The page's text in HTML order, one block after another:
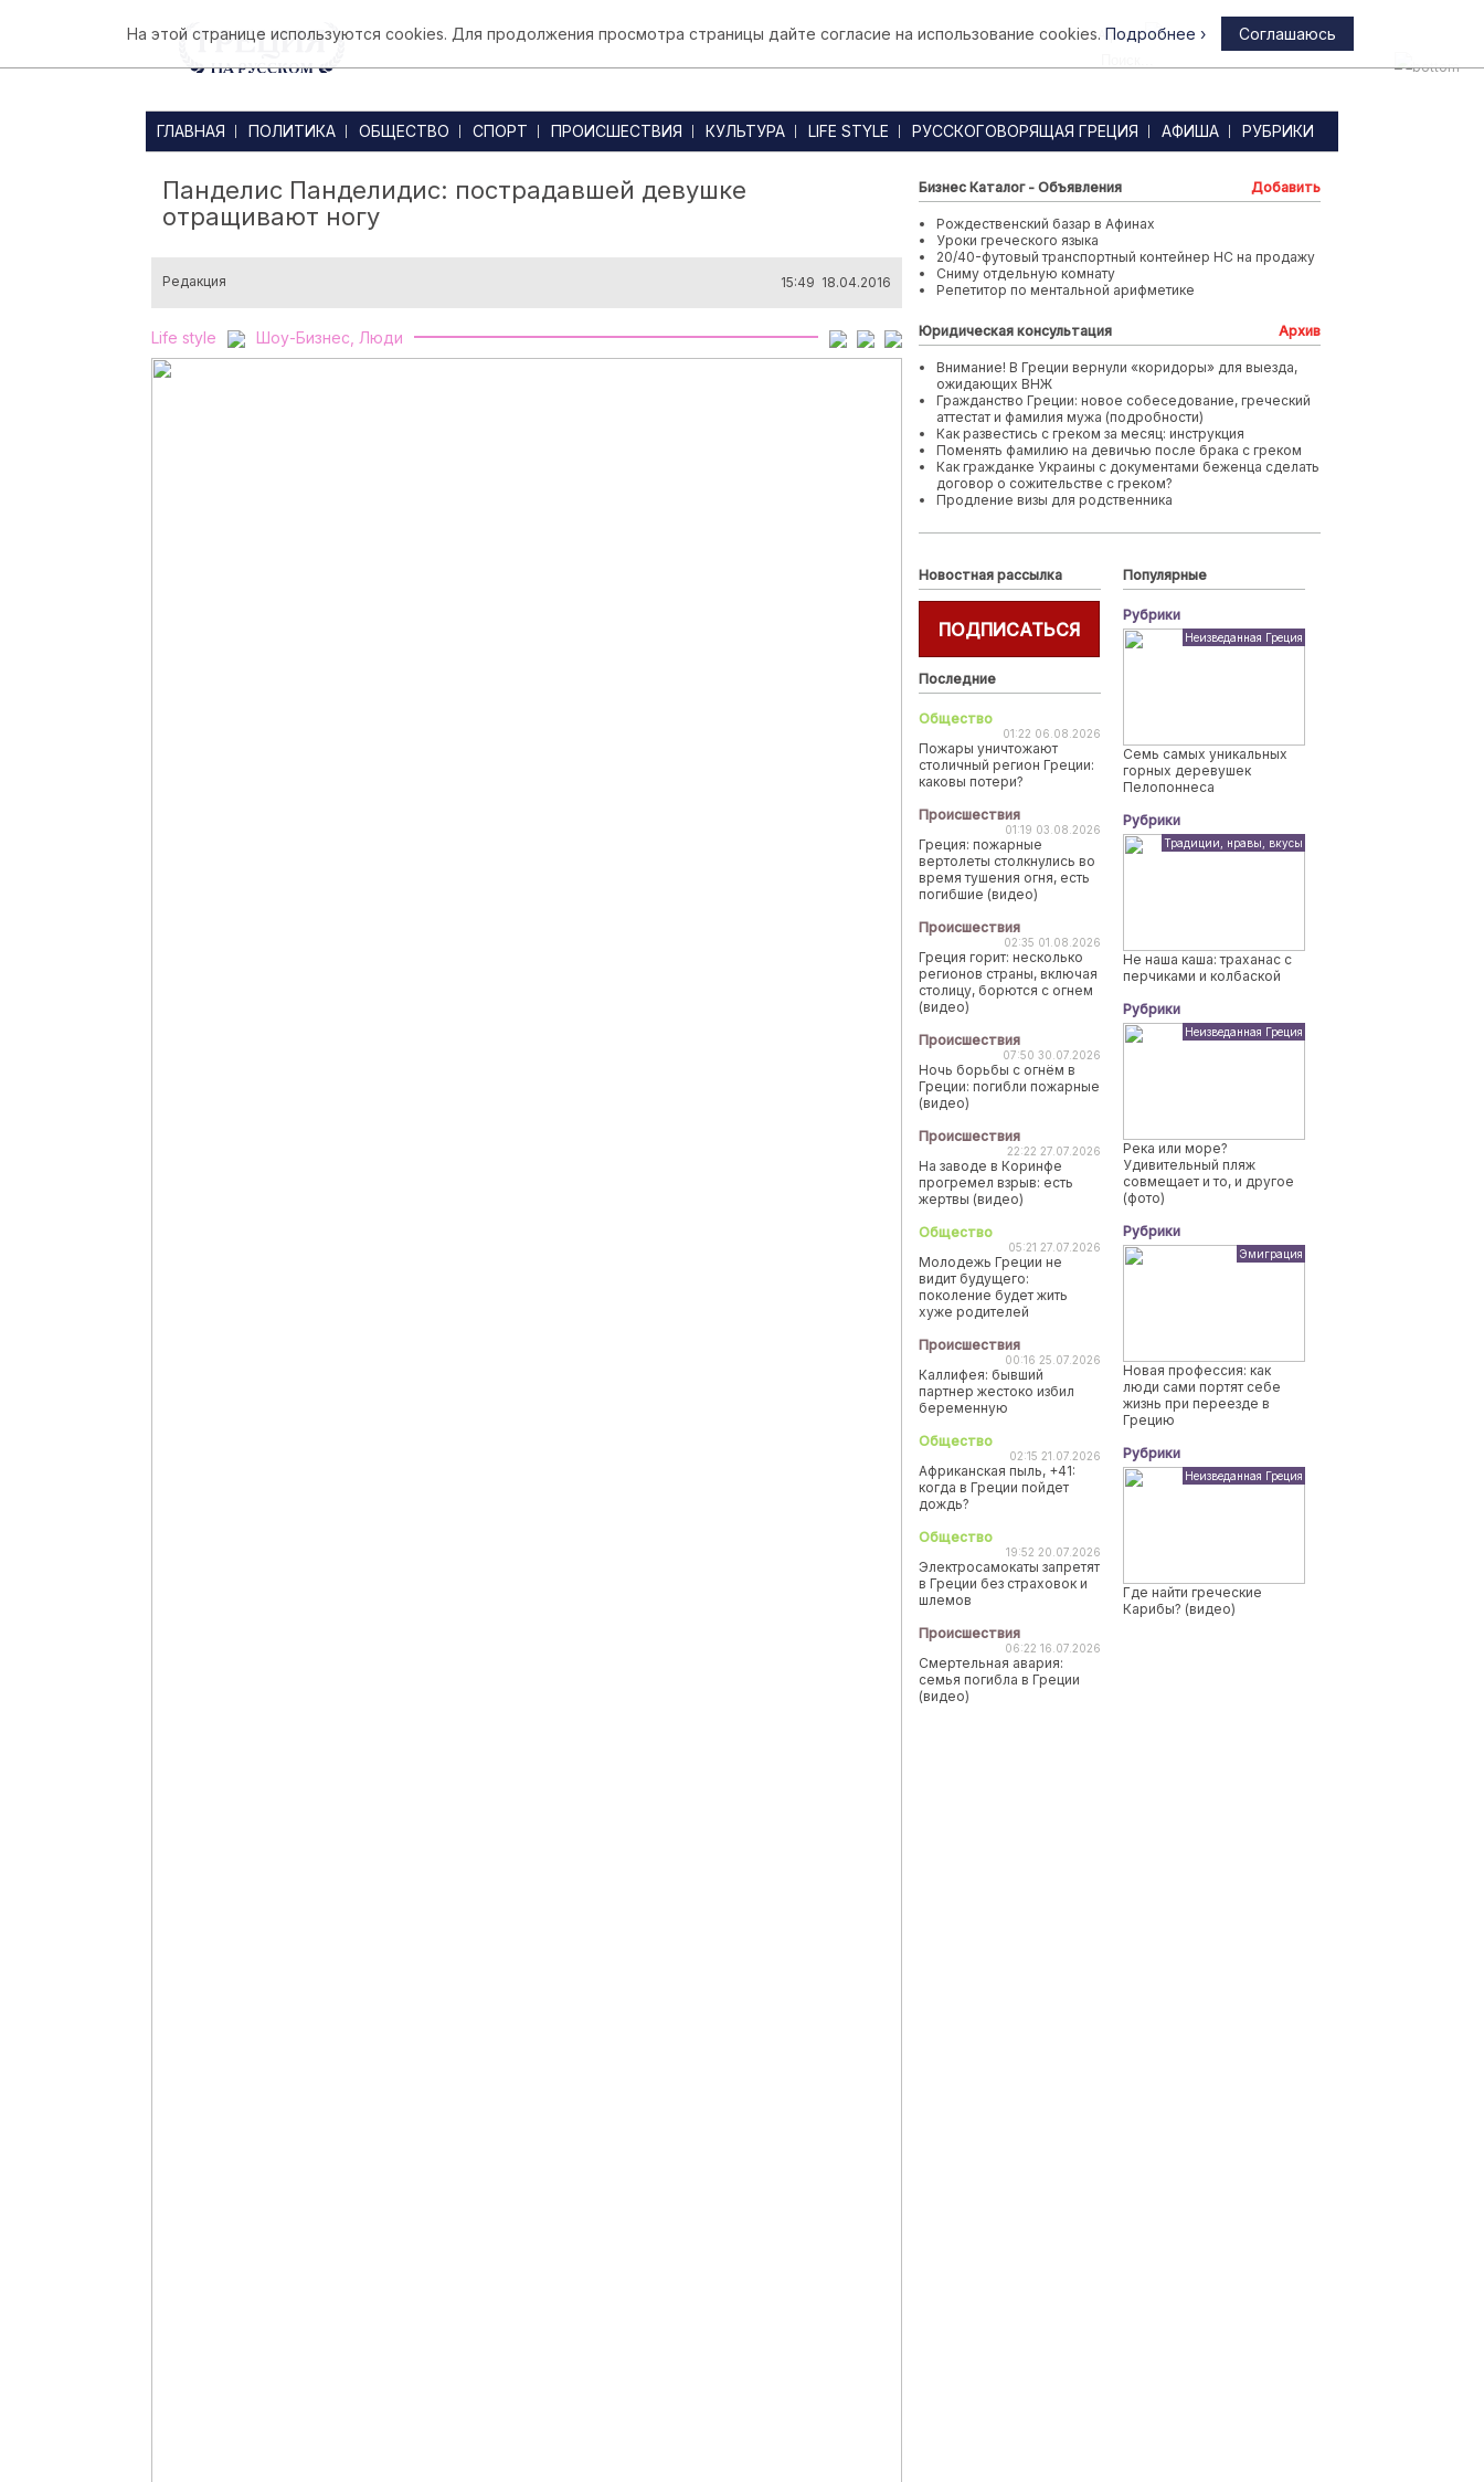
Афины
ГЛАВНАЯ ПОЛИТИКА ОБЩЕСТВО СПОРТ ПРОИСШЕСТВИЯ КУЛЬТУРА LIFE STYLE РУССКОГОВОРЯЩАЯ ГРЕЦИЯ АФИША РУБРИКИ
Панделис Панделидис: пострадавшей девушке
отращивают ногу
Редакция 15:49 18.04.2016
Life style Шоу-Бизнес, Люди
Бизнес Каталог - Объявления Добавить
Рождественский базар в Афинах
Уроки греческого языка
20/40-футовый транспортный контейнер HC на продажу
Сниму отдельную комнату
Репетитор по ментальной арифметике
Юридическая консультация Архив
Внимание! В Греции вернули «коридоры» для выезда,
ожидающих ВНЖ
Гражданство Греции: новое собеседование, греческий
аттестат и фамилия мужа (подробности)
Как развестись с греком за месяц: инструкция
Поменять фамилию на девичью после брака с греком
Как гражданке Украины с документами беженца сделать
договор о сожительстве с греком?
Продление визы для родственника
Новостная рассылка
ПОДПИСАТЬСЯ
Последние
Общество
01:22 06.08.2026
Пожары уничтожают
столичный регион Греции:
каковы потери?
Происшествия
01:19 03.08.2026
Греция: пожарные
вертолеты столкнулись во
время тушения огня, есть
погибшие (видео)
Происшествия
02:35 01.08.2026
Греция горит: несколько
регионов страны, включая
столицу, борются с огнем
(видео)
Происшествия
07:50 30.07.2026
Ночь борьбы с огнём в
Греции: погибли пожарные
(видео)
Происшествия
22:22 27.07.2026
На заводе в Коринфе
прогремел взрыв: есть
жертвы (видео)
Общество
05:21 27.07.2026
Молодежь Греции не
видит будущего:
поколение будет жить
хуже родителей
Происшествия
00:16 25.07.2026
Каллифея: бывший
партнер жестоко избил
беременную
Общество
02:15 21.07.2026
Африканская пыль, +41:
когда в Греции пойдет
дождь?
Общество
19:52 20.07.2026
Электросамокаты запретят
в Греции без страховок и
шлемов
Происшествия
06:22 16.07.2026
Смертельная авария:
семья погибла в Греции
(видео)
Популярные
Рубрики
Неизведанная Греция
Семь самых уникальных
горных деревушек
Пелопоннеса
Рубрики
Традиции, нравы, вкусы
Не наша каша: траханас с
перчиками и колбаской
Рубрики
Неизведанная Греция
Река или море?
Удивительный пляж
совмещает и то, и другое
(фото)
Рубрики
Эмиграция
Новая профессия: как
люди сами портят себе
жизнь при переезде в
Грецию
Рубрики
Неизведанная Греция
Где найти греческие
Карибы? (видео)
На этой странице используются cookies. Для продолжения просмотра страницы дайте согласие на использование cookies. Подробнее › Соглашаюсь